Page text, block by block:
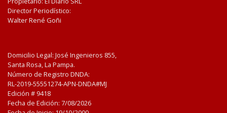
Director Periodístico:
Walter René Goñi
Domicilio Legal: José Ingenieros 855,
Santa Rosa, La Pampa.
Número de Registro DNDA:
RL-2019-55551274-APN-DNDA#MJ
Edición # 9418
Fecha de Edición: 7/08/2026